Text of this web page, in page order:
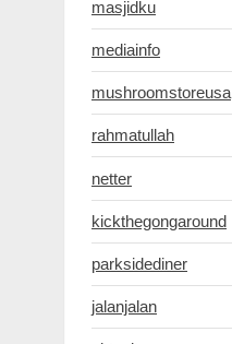
masjidku
mediainfo
mushroomstoreusa
rahmatullah
netter
kickthegongaround
parksidediner
jalanjalan